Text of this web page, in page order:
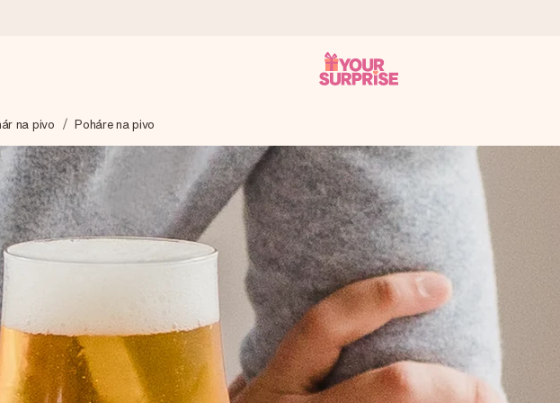
odošleme – aby ste ho mohli darovať presne v ten správny okamih, keď na tom najviac
Google Reviews hodnotia známkou 4,7.
krokoch – s jej menom, vašou fotografiou alebo odkazom, ktorý naozaj zahreje pri
na pivo Poháre na pivo